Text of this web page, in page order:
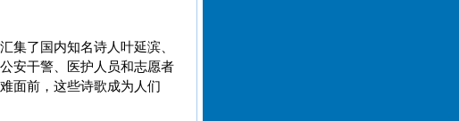
集了国内知名诗人叶延滨、
安干警、医护人员和志愿者
面前，这些诗歌成为人们